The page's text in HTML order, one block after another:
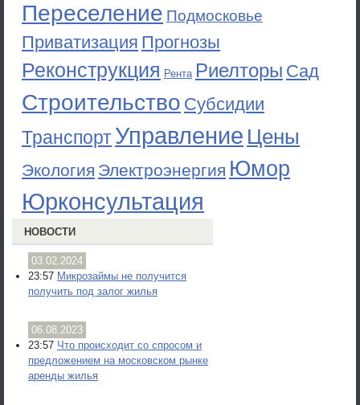
Переселение Подмосковье
Приватизация Прогнозы
Реконструкция Рента Риелторы Сад
Строительство Субсидии
ТранспортУправление Цены
Экология Электроэнергия Юмор
Юрконсультация
НОВОСТИ
03.02.2024
23:57 Микрозаймы не получится
получить под залог жилья
06.08.2023
23:57 Что происходит со спросом и
предложением на московском рынке
аренды жилья